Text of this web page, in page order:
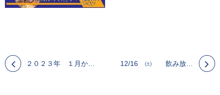
２０２３年 １月から新しいルエダチームを作りたいと思います。チームに入られたい方は連絡ください